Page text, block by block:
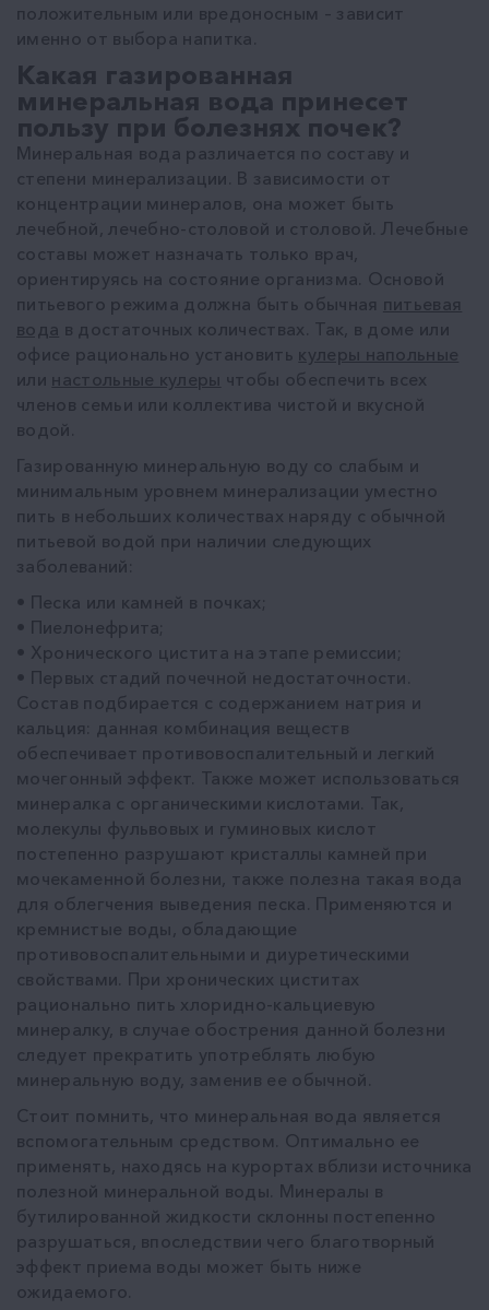
положительным или вредоносным – зависит
именно от выбора напитка.
Какая газированная
минеральная вода принесет
пользу при болезнях почек?
Минеральная вода различается по составу и
степени минерализации. В зависимости от
концентрации минералов, она может быть
лечебной, лечебно-столовой и столовой. Лечебные
составы может назначать только врач,
ориентируясь на состояние организма. Основой
питьевого режима должна быть обычная питьевая
вода в достаточных количествах. Так, в доме или
офисе рационально установить кулеры напольные
или настольные кулеры чтобы обеспечить всех
членов семьи или коллектива чистой и вкусной
водой.
Газированную минеральную воду со слабым и
минимальным уровнем минерализации уместно
пить в небольших количествах наряду с обычной
питьевой водой при наличии следующих
заболеваний:
• Песка или камней в почках;
• Пиелонефрита;
• Хронического цистита на этапе ремиссии;
• Первых стадий почечной недостаточности.
Состав подбирается с содержанием натрия и
кальция: данная комбинация веществ
обеспечивает противовоспалительный и легкий
мочегонный эффект. Также может использоваться
минералка с органическими кислотами. Так,
молекулы фульвовых и гуминовых кислот
постепенно разрушают кристаллы камней при
мочекаменной болезни, также полезна такая вода
для облегчения выведения песка. Применяются и
кремнистые воды, обладающие
противовоспалительными и диуретическими
свойствами. При хронических циститах
рационально пить хлоридно-кальциевую
минералку, в случае обострения данной болезни
следует прекратить употреблять любую
минеральную воду, заменив ее обычной.
Стоит помнить, что минеральная вода является
вспомогательным средством. Оптимально ее
применять, находясь на курортах вблизи источника
полезной минеральной воды. Минералы в
бутилированной жидкости склонны постепенно
разрушаться, впоследствии чего благотворный
эффект приема воды может быть ниже
ожидаемого.